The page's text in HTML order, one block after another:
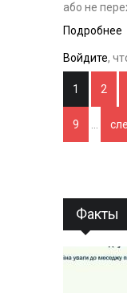
або не
Подробнее
Войдите,
1 2
9
Факты